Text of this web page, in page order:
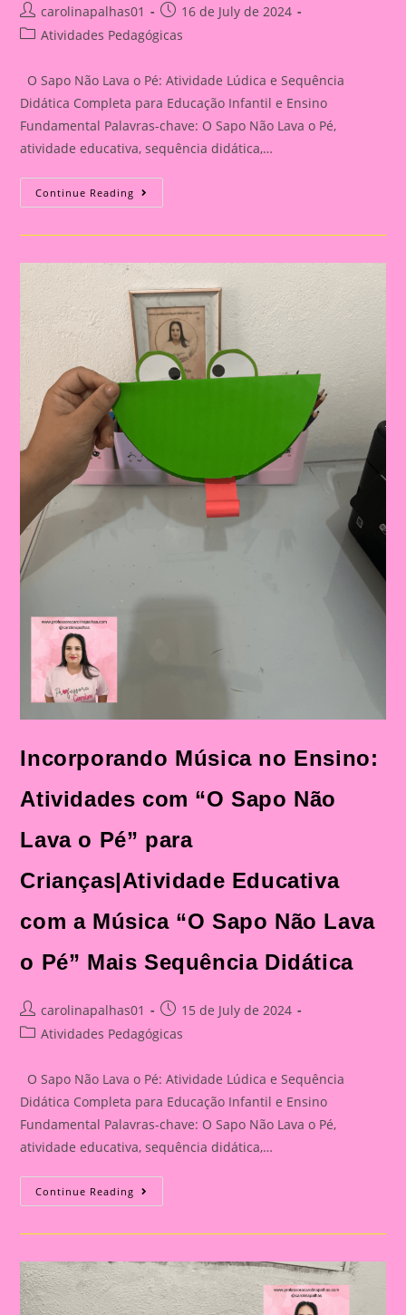
Post
author:
carolinapalhas01
Post
published:
16 de July de 2024
PostAtividades Pedagógicas
O Sapo Não Lava o Pé: Atividade Lúdica e Sequência
Didática Completa para Educação Infantil e Ensino
Fundamental Palavras-chave: O Sapo Não Lava o Pé,
atividade educativa, sequência didática,…
Continue Reading Melhore
Suas
Com
Não
Lava
O
Pé”:
Sequências
Didáticas
Para
Educação
Infantil
E
Música
“O
Sapo
Não
Lava
O
Sequência
Didática
Incorporando Música no Ensino:
Atividades com “O Sapo Não
Lava o Pé” para
Crianças|Atividade Educativa
com a Música “O Sapo Não Lava
o Pé” Mais Sequência Didática
Post
author:
carolinapalhas01
Post
published:
15 de July de 2024
PostAtividades Pedagógicas
O Sapo Não Lava o Pé: Atividade Lúdica e Sequência
Didática Completa para Educação Infantil e Ensino
Fundamental Palavras-chave: O Sapo Não Lava o Pé,
atividade educativa, sequência didática,…
Continue Reading Incorporando
Música
Ensino:
“O
Sapo
Não
Lava